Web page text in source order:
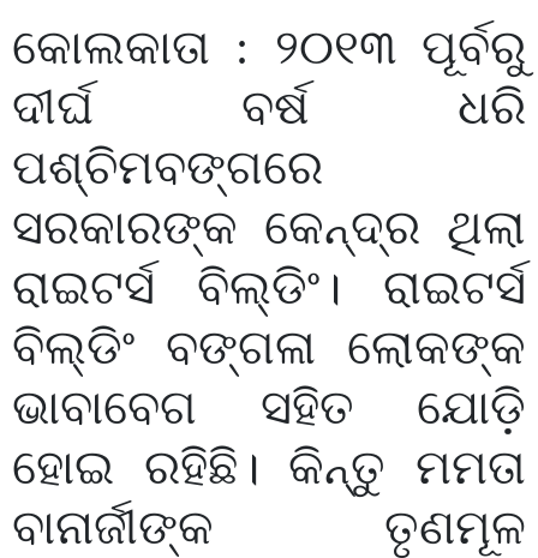
କୋଲକାତା : ୨୦୧୩ ପୂର୍ବରୁ
ଦୀର୍ଘ ବର୍ଷ ଧରି
ପଶ୍ଚିମବଙ୍ଗରେ
ସରକାରଙ୍କ କେନ୍ଦ୍ର ଥିଲା
ରାଇଟର୍ସ ବିଲ୍ଡିଂ। ରାଇଟର୍ସ
ବିଲ୍ଡିଂ ବଙ୍ଗଳା ଲୋକଙ୍କ
ଭାବାବେଗ ସହିତ ଯୋଡ଼ି
ହୋଇ ରହିଛି। କିନ୍ତୁ ମମତା
ବାନାର୍ଜୀଙ୍କ ତୃଣମୂଳ